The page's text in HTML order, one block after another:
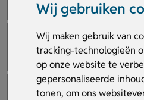
Wij gebruiken
Wij maken gebruik van
tracking-technologieën
op onze website te
gepersonaliseerde
tonen, om ons